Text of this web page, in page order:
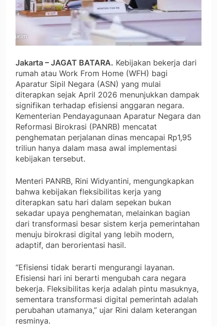
Jakarta – JAGAT BATARA. Kebijakan bekerja dari
rumah atau Work From Home (WFH) bagi
Aparatur Sipil Negara (ASN) yang mulai
diterapkan sejak April 2026 menunjukkan dampak
signifikan terhadap efisiensi anggaran negara.
Kementerian Pendayagunaan Aparatur Negara dan
Reformasi Birokrasi (PANRB) mencatat
penghematan perjalanan dinas mencapai Rp1,95
triliun hanya dalam masa awal implementasi
kebijakan tersebut.
Menteri PANRB, Rini Widyantini, mengungkapkan
bahwa kebijakan fleksibilitas kerja yang
diterapkan satu hari dalam sepekan bukan
sekadar upaya penghematan, melainkan bagian
dari transformasi besar sistem kerja pemerintahan
menuju birokrasi digital yang lebih modern,
adaptif, dan berorientasi hasil.
“Efisiensi tidak berarti mengurangi layanan.
Efisiensi hari ini berarti mengubah cara negara
bekerja. Fleksibilitas kerja adalah pintu masuknya,
sementara transformasi digital pemerintah adalah
perubahan utamanya,” ujar Rini dalam keterangan
resminya.